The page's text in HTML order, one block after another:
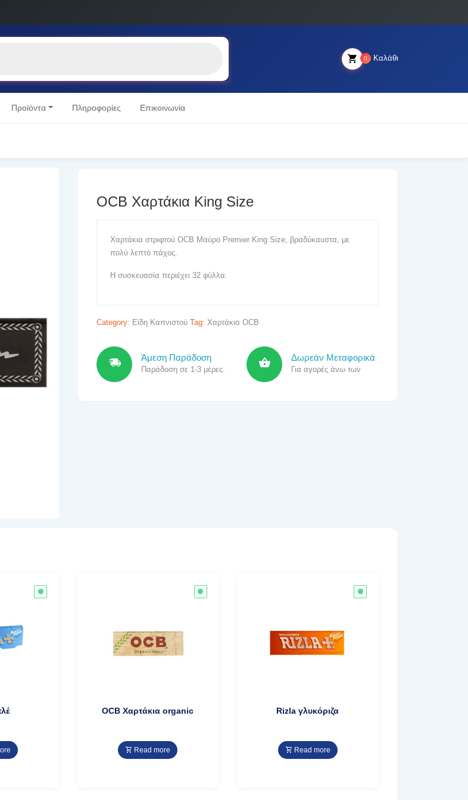
Καλάθι
0
Προϊόντα Πληροφορίες Επικοινωνία
OCB Χαρτάκια King Size
Χαρτάκια στριφτού OCB Μαύρο Premier King Size, βραδύκαυστα, με
πολύ λεπτό πάχος.
Η συσκευασία περιέχει 32 φύλλα.
Category: Είδη Καπνιστού Tag: Χαρτάκια OCB
Άμεση Παράδοση
Παράδοση σε 1-3 μέρες.
Δωρεάν Μεταφορικά
Για αγορές άνω των
OCB Χαρτάκια organic
Read more
Rizla γλυκόριζα
Read more